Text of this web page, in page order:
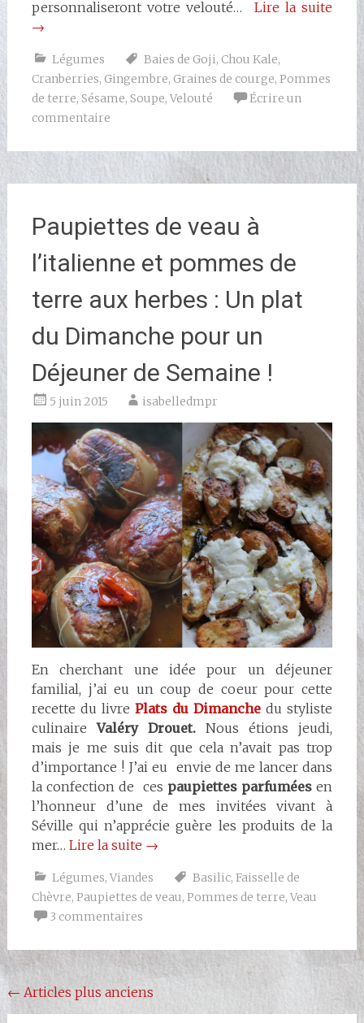
personnaliseront votre velouté… Lire la suite
→
Légumes Baies de Goji, Chou Kale,
Cranberries, Gingembre, Graines de courge, Pommes
de terre, Sésame, Soupe, Velouté
Écrire un
commentaire
Paupiettes de veau à
l’italienne et pommes de
terre aux herbes : Un plat
du Dimanche pour un
Déjeuner de Semaine !
5 juin 2015 isabelledmpr
En cherchant une idée pour un déjeuner
familial, j’ai eu un coup de coeur pour cette
recette du livre Plats du Dimanche du styliste
culinaireValéry Drouet. Nous étions jeudi,
mais je me suis dit que cela n’avait pas trop
d’importance ! J’ai eu envie de me lancer dans
la confection de ces paupiettes parfuméesen
l’honneur d’une de mes invitées vivant à
Séville qui n’apprécie guère les produits de la
mer… Lire la suite →
Légumes, Viandes Basilic, Faisselle de
Chèvre, Paupiettes de veau, Pommes de terre, Veau
3 commentaires
Navigation
← Articles plus anciens